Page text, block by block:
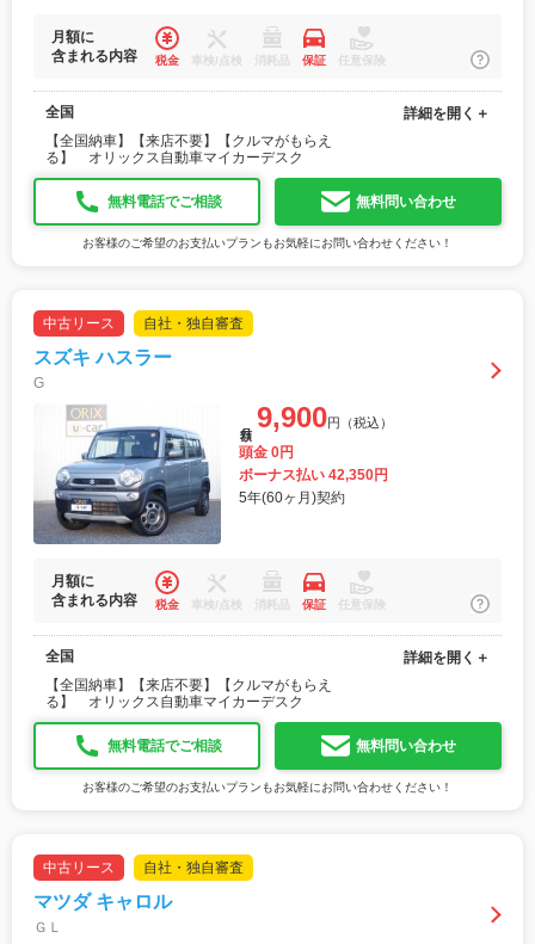
月額に
含まれる内容
税金 車検/点検 消耗品 保証 任意保険
全国
【全国納車】【来店不要】【クルマがもらえ
る】 オリックス自動車マイカーデスク
詳細を開く＋
無料電話でご相談 無料問い合わせ
お客様のご希望のお支払いプランもお気軽にお問い合わせください！
中古リース 自社・独自審査
スズキ ハスラー
G
9,900円（税込）
頭金 0円
ボーナス払い 42,350円
5年(60ヶ月)契約
月額に
含まれる内容
税金 車検/点検 消耗品 保証 任意保険
全国
【全国納車】【来店不要】【クルマがもらえ
る】 オリックス自動車マイカーデスク
詳細を開く＋
無料電話でご相談 無料問い合わせ
お客様のご希望のお支払いプランもお気軽にお問い合わせください！
中古リース 自社・独自審査
マツダ キャロル
ＧＬ